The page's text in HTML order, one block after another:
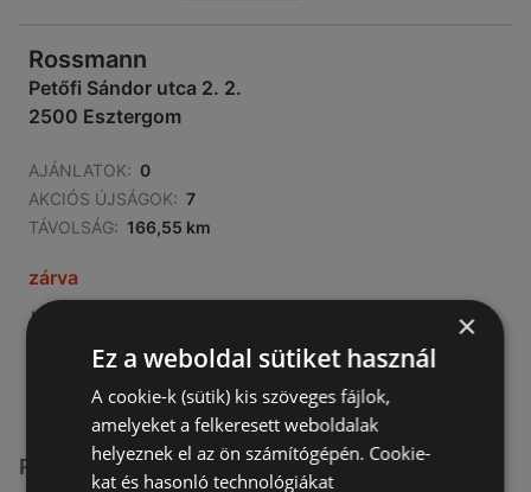
Rossmann
Petőfi Sándor utca 2. 2.
2500 Esztergom
AJÁNLATOK: 0
AKCIÓS ÚJSÁGOK: 7
TÁVOLSÁG: 166,55 km
zárva
hétfő - péntek
szombat
08:00- 14:00
Rossmann üzletek itt:
×
Ez a weboldal sütiket használ
A cookie-k (sütik) kis szöveges fájlok,
amelyeket a felkeresett weboldalak
helyeznek el az ön számítógépén. Cookie-
kat és hasonló technológiákat